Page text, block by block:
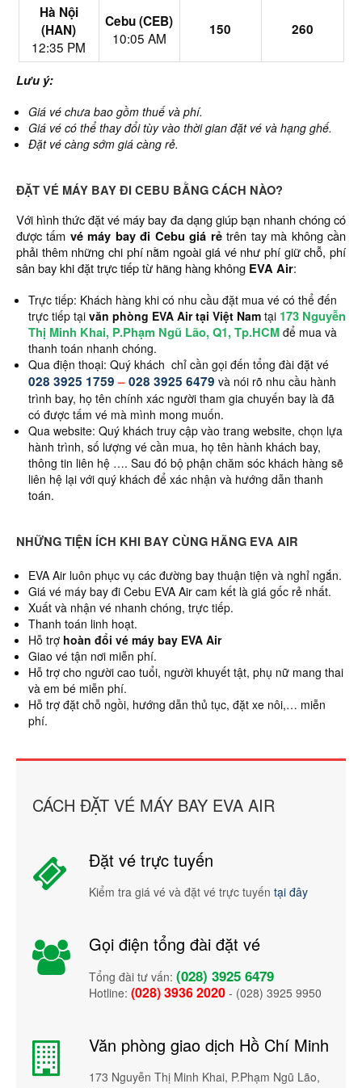
Hà Nội
(HAN)
12:35 PM
Cebu (CEB)
10:05 AM
150 260
Lưu ý:
Giá vé chưa bao gồm thuế và phí.
Giá vé có thể thay đổi tùy vào thời gian đặt vé và hạng ghế.
Đặt vé càng sớm giá càng rẻ.
ĐẶT VÉ MÁY BAY ĐI CEBU BẰNG CÁCH NÀO?
Với hình thức đặt vé máy bay đa dạng giúp bạn nhanh chóng có
được tấm vé máy bay đi Cebu giá rẻtrên tay mà không cần
phải thêm những chi phí nằm ngoài giá vé như phí giữ chỗ, phí
sân bay khi đặt trực tiếp từ hãng hàng không EVA Air:
Trực tiếp: Khách hàng khi có nhu cầu đặt mua vé có thể đến
trực tiếp tại văn phòng EVA Air tại Việt Nam tại 173 Nguyễn
Thị Minh Khai, P.Phạm Ngũ Lão, Q1, Tp.HCM để mua và
thanh toán nhanh chóng.
Qua điện thoại: Quý khách chỉ cần gọi đến tổng đài đặt vé
028 3925 1759–028 3925 6479 và nói rõ nhu cầu hành
trình bay, họ tên chính xác người tham gia chuyến bay là đã
có được tấm vé mà mình mong muốn.
Qua website: Quý khách truy cập vào trang website, chọn lựa
hành trình, số lượng vé cần mua, họ tên hành khách bay,
thông tin liên hệ …. Sau đó bộ phận chăm sóc khách hàng sẽ
liên hệ lại với quý khách để xác nhận và hướng dẫn thanh
toán.
NHỮNG TIỆN ÍCH KHI BAY CÙNG HÃNG EVA AIR
EVA Air luôn phục vụ các đường bay thuận tiện và nghỉ ngắn.
Giá vé máy bay đi Cebu EVA Air cam kết là giá gốc rẻ nhất.
Xuất và nhận vé nhanh chóng, trực tiếp.
Thanh toán linh hoạt.
Hỗ trợ hoàn đổi vé máy bay EVA Air
Giao vé tận nơi miễn phí.
Hỗ trợ cho người cao tuổi, người khuyết tật, phụ nữ mang thai
và em bé miễn phí.
Hỗ trợ đặt chỗ ngồi, hướng dẫn thủ tục, đặt xe nôi,… miễn
phí.
CÁCH ĐẶT VÉ MÁY BAY EVA AIR
Đặt vé trực tuyến
Kiểm tra giá vé và đặt vé trực tuyến tại đây
Gọi điện tổng đài đặt vé
Tổng đài tư vấn: (028) 3925 6479
Hotline: (028) 3936 2020 - (028) 3925 9950
Văn phòng giao dịch Hồ Chí Minh
173 Nguyễn Thị Minh Khai, P.Phạm Ngũ Lão,